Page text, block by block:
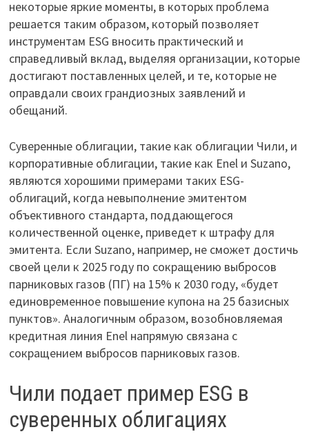
некоторые яркие моменты, в которых проблема
решается таким образом, который позволяет
инструментам ESG вносить практический и
справедливый вклад, выделяя организации, которые
достигают поставленных целей, и те, которые не
оправдали своих грандиозных заявлений и
обещаний.
Суверенные облигации, такие как облигации Чили, и
корпоративные облигации, такие как Enel и Suzano,
являются хорошими примерами таких ESG-
облигаций, когда невыполнение эмитентом
объективного стандарта, поддающегося
количественной оценке, приведет к штрафу для
эмитента. Если Suzano, например, не сможет достичь
своей цели к 2025 году по сокращению выбросов
парниковых газов (ПГ) на 15% к 2030 году, «будет
единовременное повышение купона на 25 базисных
пунктов». Аналогичным образом, возобновляемая
кредитная линия Enel напрямую связана с
сокращением выбросов парниковых газов.
Чили подает пример ESG в
суверенных облигациях